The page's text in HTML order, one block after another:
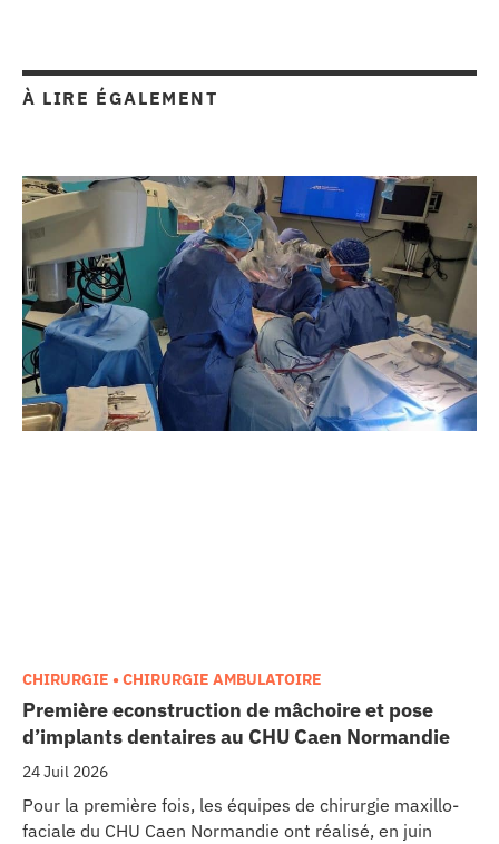
À LIRE ÉGALEMENT
Première econstruction de mâchoire et pose
d’implants dentaires au CHU Caen Normandie
24 Juil 2026
CHIRURGIE • CHIRURGIE AMBULATOIRE
Pour la première fois, les équipes de chirurgie maxillo-
faciale du CHU Caen Normandie ont réalisé, en juin